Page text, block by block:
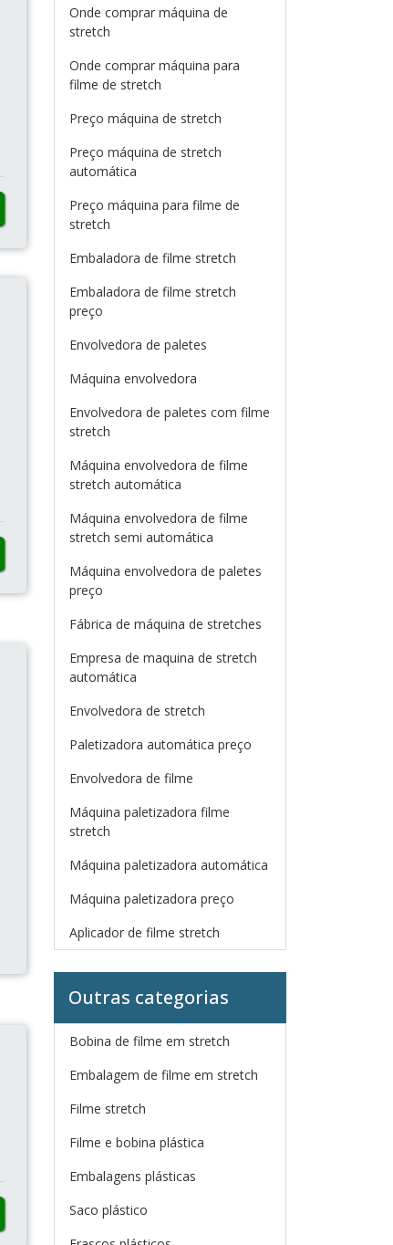
Onde comprar máquina de
stretch
Onde comprar máquina para
filme de stretch
Preço máquina de stretch
Preço máquina de stretch
automática
Preço máquina para filme de
stretch
Embaladora de filme stretch
Embaladora de filme stretch
preço
Envolvedora de paletes
Máquina envolvedora
Envolvedora de paletes com filme
stretch
Máquina envolvedora de filme
stretch automática
Máquina envolvedora de filme
stretch semi automática
Máquina envolvedora de paletes
preço
Fábrica de máquina de stretches
Empresa de maquina de stretch
automática
Envolvedora de stretch
Paletizadora automática preço
Envolvedora de filme
Máquina paletizadora filme
stretch
Máquina paletizadora automática
Máquina paletizadora preço
Aplicador de filme stretch
Outras categorias
Bobina de filme em stretch
Embalagem de filme em stretch
Filme stretch
Filme e bobina plástica
Embalagens plásticas
Saco plástico